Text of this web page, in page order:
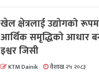
खेल क्षेत्रलाई उद्योगको
आर्थिक समृद्धिको आधार
इश्वर जिसी
KTM Dainik वैशाख २५ २०८३